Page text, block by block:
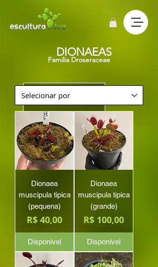
DIONAEAS
Familia Droseraceae
Dionaea
muscipula tipica
(pequena)
Preço
R$ 40,00
Disponível
Dionaea
muscipula tipica
(grande)
Preço
R$ 100,00
Disponível